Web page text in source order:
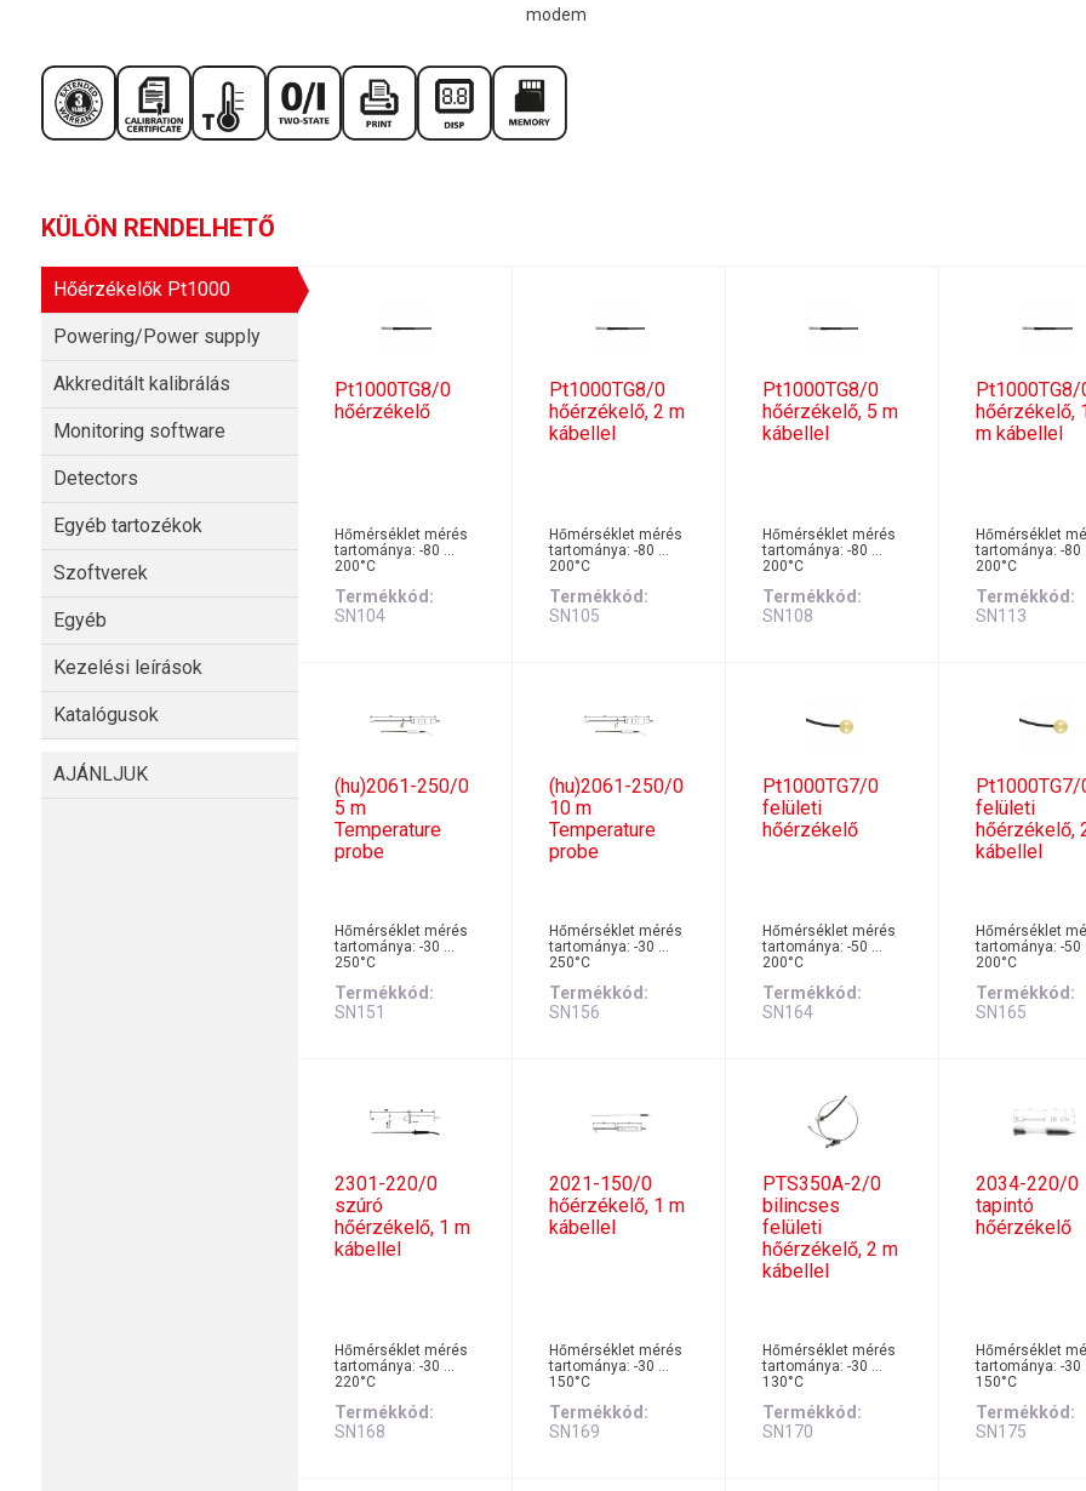
modem
KÜLÖN RENDELHETŐ
Hőérzékelők Pt1000
Powering/Power supply
Akkreditált kalibrálás
Monitoring software
Detectors
Egyéb tartozékok
Szoftverek
Egyéb
Kezelési leírások
Katalógusok
AJÁNLJUK
Pt1000TG8/0
hőérzékelő
Hőmérséklet mérés
tartománya: -80 …
200°C
Termékkód
SN104
Pt1000TG8/0
hőérzékelő, 2 m
kábellel
Hőmérséklet mérés
tartománya: -80 …
200°C
Termékkód
SN105
Pt1000TG8/0
hőérzékelő, 5 m
kábellel
Hőmérséklet mérés
tartománya: -80 …
200°C
Termékkód
SN108
Pt1000TG8/
hőérzékelő,
m kábellel
Hőmérséklet
tartománya: -80
200°C
Termékkód
SN113
(hu)2061-250/0
5 m
Temperature
probe
Hőmérséklet mérés
tartománya: -30 …
250°C
Termékkód
SN151
(hu)2061-250/0
10 m
Temperature
probe
Hőmérséklet mérés
tartománya: -30 …
250°C
Termékkód
SN156
Pt1000TG7/0
felületi
hőérzékelő
Hőmérséklet mérés
tartománya: -50 …
200°C
Termékkód
SN164
Pt1000TG7/
felületi
hőérzékelő,
kábellel
Hőmérséklet
tartománya: -50
200°C
Termékkód
SN165
2301-220/0
szúró
hőérzékelő, 1 m
kábellel
Hőmérséklet mérés
tartománya: -30 …
220°C
Termékkód
SN168
2021-150/0
hőérzékelő, 1 m
kábellel
Hőmérséklet mérés
tartománya: -30 …
150°C
Termékkód
SN169
PTS350A-2/0
bilincses
felületi
hőérzékelő, 2 m
kábellel
Hőmérséklet mérés
tartománya: -30 …
130°C
Termékkód
SN170
2034-220/0
tapintó
hőérzékelő
Hőmérséklet
tartománya: -30
150°C
Termékkód
SN175